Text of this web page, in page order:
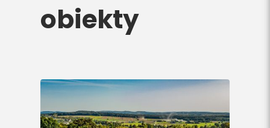
Kontakt
obiekty